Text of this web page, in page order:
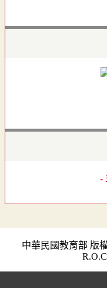
-
中華民國教育部 版